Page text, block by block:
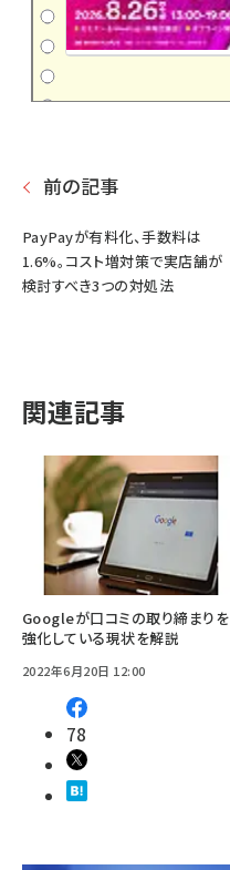
前の記事
PayPayが有料化、手数料は
1.6%。コスト増対策で実店舗が
検討すべき3つの対処法
関連記事
Googleが口コミの取り締まりを
強化している現状を解説
2022年6月20日 12:00
78